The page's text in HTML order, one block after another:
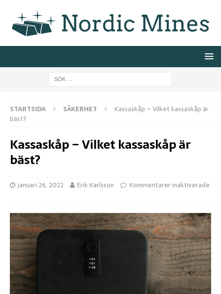
STARTSIDA SÄKERHET
Kassaskåp – Vilket kassaskåp är
bäst?
Kassaskåp – Vilket kassaskåp är
bäst?
januari 26, 2022 Erik Karlsson Kommentarer inaktiverade